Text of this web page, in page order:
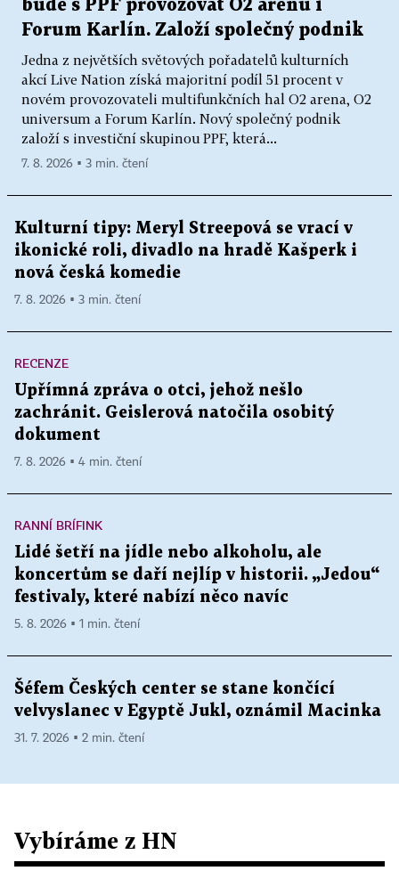
bude s PPF provozovat O2 arenu i
Forum Karlín. Založí společný podnik
Jedna z největších světových pořadatelů kulturních
akcí Live Nation získá majoritní podíl 51 procent v
novém provozovateli multifunkčních hal O2 arena, O2
universum a Forum Karlín. Nový společný podnik
založí s investiční skupinou PPF, která...
7. 8. 2026 ▪ 3 min. čtení
Kulturní tipy: Meryl Streepová se vrací v
ikonické roli, divadlo na hradě Kašperk i
nová česká komedie
7. 8. 2026 ▪ 3 min. čtení
RECENZE
Upřímná zpráva o otci, jehož nešlo
zachránit. Geislerová natočila osobitý
dokument
7. 8. 2026 ▪ 4 min. čtení
RANNÍ BRÍFINK
Lidé šetří na jídle nebo alkoholu, ale
koncertům se daří nejlíp v historii. „Jedou“
festivaly, které nabízí něco navíc
5. 8. 2026 ▪ 1 min. čtení
Šéfem Českých center se stane končící
velvyslanec v Egyptě Jukl, oznámil Macinka
31. 7. 2026 ▪ 2 min. čtení
Vybíráme z HN